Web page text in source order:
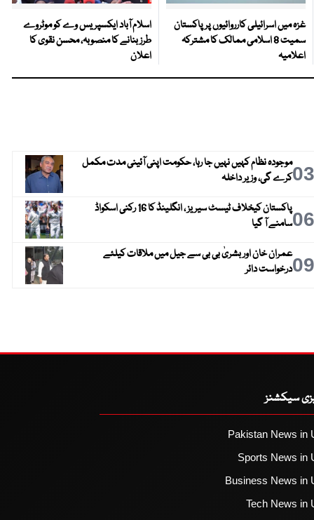
غزہ میں اسرائیلی کارروائیوں پر پاکستان
سمیت 8 اسلامی ممالک کا مشترکہ
اعلامیہ
اسلام آباد ایکسپریس وے کو موٹروے
طرز بنانے کا منصوبہ، محسن نقوی کا
اعلان
03موجودہ نظام کہیں نہیں جا رہا، حکومت اپنی آئینی مدت مکمل
کرے گی، وزیر داخلہ
06
پاکستان کیخلاف ٹیسٹ سیریز ، انگلینڈ کا 16 رکنی اسکواڈ
سامنے آ گیا
09عمران خان اور بشریٰ بی بی سے جیل میں ملاقات کیلئے
درخواست دائر
سیکشنز
Pakistan News in
Sports News in
Business News in
Tech News in